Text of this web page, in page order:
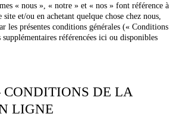
« nous », « notre » et « nos » font référence à
et/ou en achetant quelque chose chez nous,
les présentes conditions générales (« Conditions
référencées ici ou disponibles
DE LA
LIGNE